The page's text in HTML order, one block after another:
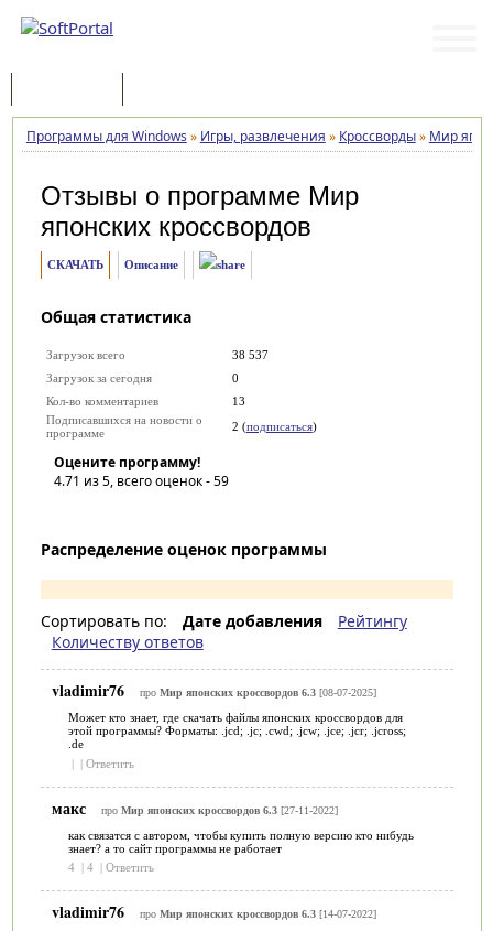
Программы для Windows » Игры, развлечения » Кроссворды» Мир
Отзывы о программе Мир
японских кроссвордов
СКАЧАТЬ Описание
Общая статистика
Загрузок всего
38 537
Загрузок за сегодня
0
Кол-во комментариев
13
Подписавшихся на новости о
программе
2 (подписаться)
Оцените программу!
4.71 из 5, всего оценок -59
Распределение оценок программы
Сортировать по: Дате добавления
Рейтингу
Количеству ответов
vladimir76 про Мир японских кроссвордов 6.3[08-07-2025]
Может кто знает, где скачать файлы японских кроссвордов для
этой программы? Форматы: .jcd; .jc; .cwd; .jcw; .jce; .jcr; .jcross;
.de
| | Ответить
макс про Мир японских кроссвордов 6.3[27-11-2022]
как связатся с автором, чтобы купить полную версию кто нибудь
знает? а то сайт программы не работает
4 | 4 | Ответить
vladimir76 про Мир японских кроссвордов 6.3[14-07-2022]